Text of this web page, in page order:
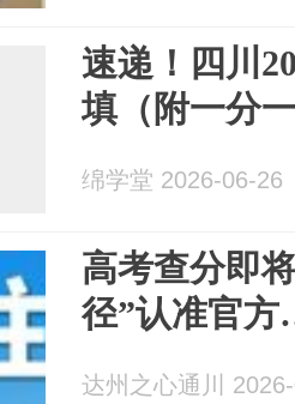
速递！四川
填（附一分
绵学堂 2026-06-26
高考查分即
径”认准官
达州之心通川